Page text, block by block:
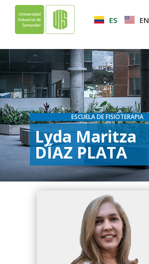
ES EN
ESCUELA DE FISIOTERAPIA
Lyda Maritza
DÍAZ PLATA